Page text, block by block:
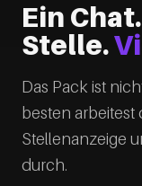
Ein
Stelle.
Das Pack ist
besten
Stellenanzeige
durch.